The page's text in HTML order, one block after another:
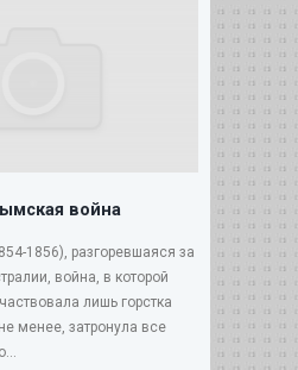
война
1856), разгоревшаяся за
война, в которой
лишь горстка
менее, затронула все